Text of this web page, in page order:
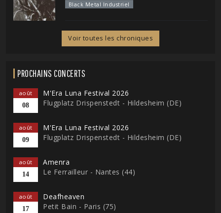
Black Metal Industriel
Voir toutes les chroniques
PROCHAINS CONCERTS
août
08
M'Era Luna Festival 2026
Flugplatz Drispenstedt - Hildesheim (DE)
août
09
M'Era Luna Festival 2026
Flugplatz Drispenstedt - Hildesheim (DE)
août
14
Amenra
Le Ferrailleur - Nantes (44)
août
17
Deafheaven
Petit Bain - Paris (75)